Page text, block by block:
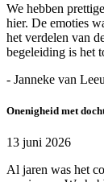
We hebben
hier. De emoties
het verdelen van
begeleiding is het
- Janneke van
Onenigheid met
13 juni 2026
Al jaren was het